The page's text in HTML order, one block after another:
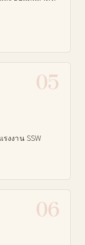
05
งงาน SSW
06